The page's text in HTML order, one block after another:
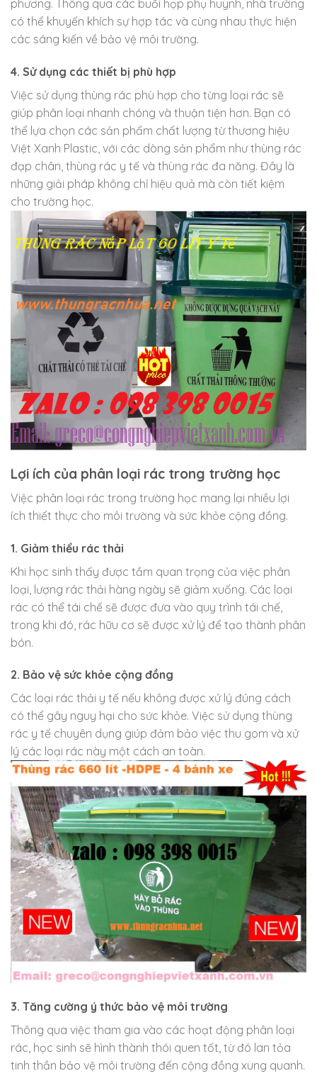
phương. Thông qua các buổi họp phụ huynh, nhà trường
có thể khuyến khích sự hợp tác và cùng nhau thực hiện
các sáng kiến về bảo vệ môi trường.
4. Sử dụng các thiết bị phù hợp
Việc sử dụng thùng rác phù hợp cho từng loại rác sẽ
giúp phân loại nhanh chóng và thuận tiện hơn. Bạn có
thể lựa chọn các sản phẩm chất lượng từ thương hiệu
Việt Xanh Plastic, với các dòng sản phẩm như thùng rác
đạp chân, thùng rác y tế và thùng rác đa năng. Đây là
những giải pháp không chỉ hiệu quả mà còn tiết kiệm
cho trường học.
Lợi ích của phân loại rác trong trường học
Việc phân loại rác trong trường học mang lại nhiều lợi
ích thiết thực cho môi trường và sức khỏe cộng đồng.
1. Giảm thiểu rác thải
Khi học sinh thấy được tầm quan trọng của việc phân
loại, lượng rác thải hàng ngày sẽ giảm xuống. Các loại
rác có thể tái chế sẽ được đưa vào quy trình tái chế,
trong khi đó, rác hữu cơ sẽ được xử lý để tạo thành phân
bón.
2. Bảo vệ sức khỏe cộng đồng
Các loại rác thải y tế nếu không được xử lý đúng cách
có thể gây nguy hại cho sức khỏe. Việc sử dụng thùng
rác y tế chuyên dụng giúp đảm bảo việc thu gom và xử
lý các loại rác này một cách an toàn.
3. Tăng cường ý thức bảo vệ môi trường
Thông qua việc tham gia vào các hoạt động phân loại
rác, học sinh sẽ hình thành thói quen tốt, từ đó lan tỏa
tinh thần bảo vệ môi trường đến cộng đồng xung quanh.